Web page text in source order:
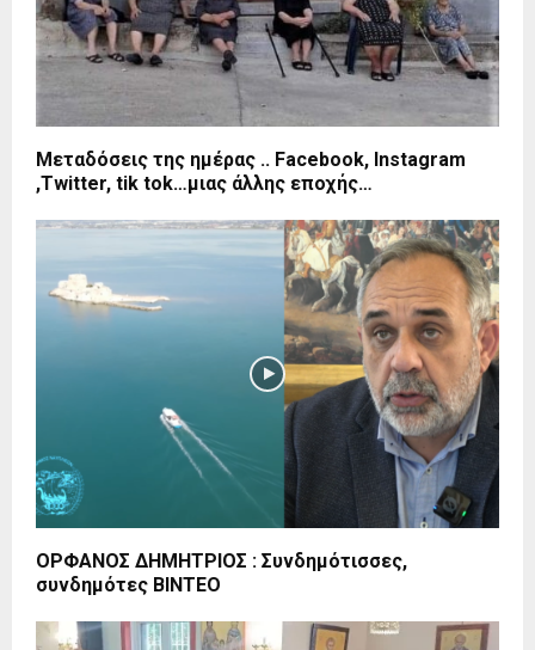
Μεταδόσεις της ημέρας .. Facebook, Instagram
,Twitter, tik tok…μιας άλλης εποχής…
ΟΡΦΑΝΟΣ ΔΗΜΗΤΡΙΟΣ : Συνδημότισσες,
συνδημότες ΒΙΝΤΕΟ